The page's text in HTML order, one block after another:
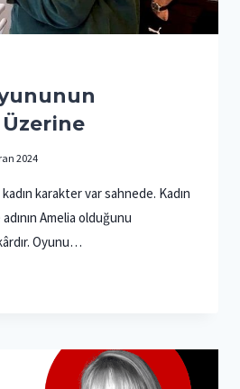
2024
karakter var sahnede. Kadın
Amelia olduğunu
Oyunu…